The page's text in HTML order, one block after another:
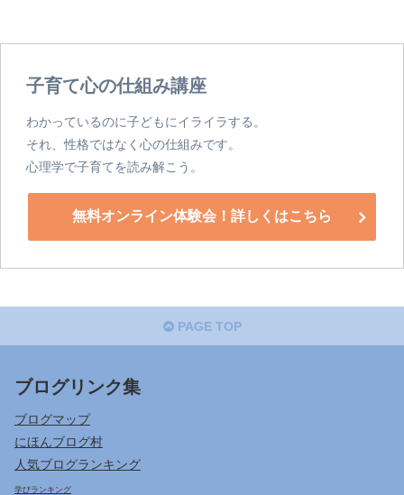
子育て心の仕組み講座
わかっているのに子どもにイライラする。
それ、性格ではなく心の仕組みです。
心理学で子育てを読み解こう。
無料オンライン体験会！詳しくはこちら
PAGE TOP
ブログリンク集
ブログマップ
にほんブログ村
人気ブログランキング
学びランキング